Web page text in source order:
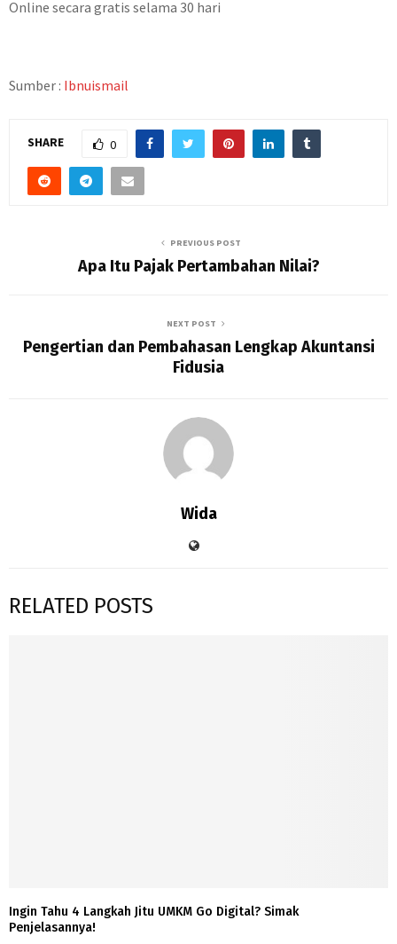
Online secara gratis selama 30 hari
Sumber : Ibnuismail
SHARE 0
PREVIOUS POST
Apa Itu Pajak Pertambahan Nilai?
NEXT POST
Pengertian dan Pembahasan Lengkap Akuntansi
Fidusia
Wida
RELATED POSTS
Ingin Tahu 4 Langkah Jitu UMKM Go Digital? Simak
Penjelasannya!